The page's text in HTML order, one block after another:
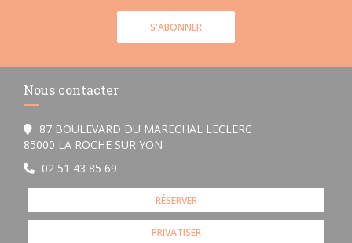
S'ABONNER
Nous contacter
87 BOULEVARD DU MARECHAL LECLERC
85000 LA ROCHE SUR YON
02 51 43 85 69
RÉSERVER
PRIVATISER